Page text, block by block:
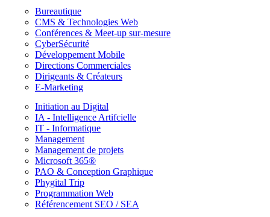
Bureautique
CMS & Technologies Web
Conférences & Meet-up sur-mesure
CyberSécurité
Développement Mobile
Directions Commerciales
Dirigeants & Créateurs
E-Marketing
Initiation au Digital
IA - Intelligence Artifcielle
IT - Informatique
Management
Management de projets
Microsoft 365®
PAO & Conception Graphique
Phygital Trip
Programmation Web
Référencement SEO / SEA